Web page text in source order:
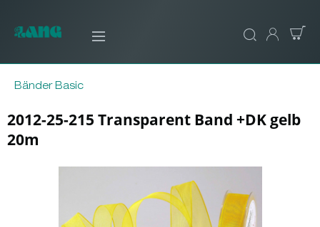
Bänder Basic
2012-25-215 Transparent Band +DK gelb
20m